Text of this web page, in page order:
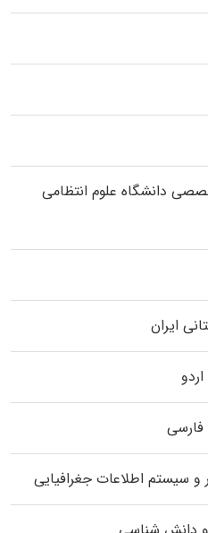
داﻧﺸﮕﺎه ﻋﻠﻮم انتظامی
ایران
فارسی
سیستم اطلاعات جغرافیایی